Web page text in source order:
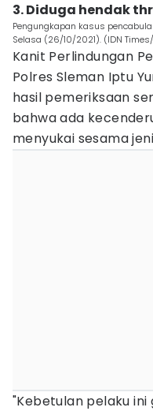
3. Diduga hendak
Pengungkapan kasus
Selasa (26/10/2021). (IDN
Kanit Perlindungan
Polres Sleman Iptu
hasil pemeriksaan
bahwa ada
menyukai sesama
"Kebetulan pelaku ini